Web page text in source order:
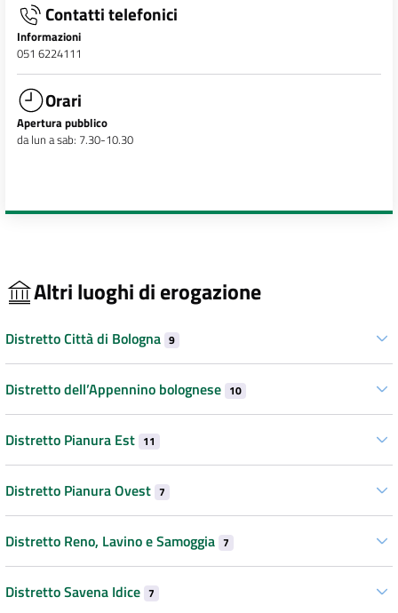
Contatti telefonici
Informazioni
051 6224111
Orari
Apertura pubblico
da lun a sab: 7.30-10.30
Altri luoghi di erogazione
Distretto Città di Bologna 9
Distretto dell’Appennino bolognese 10
Distretto Pianura Est 11
Distretto Pianura Ovest 7
Distretto Reno, Lavino e Samoggia 7
Distretto Savena Idice 7